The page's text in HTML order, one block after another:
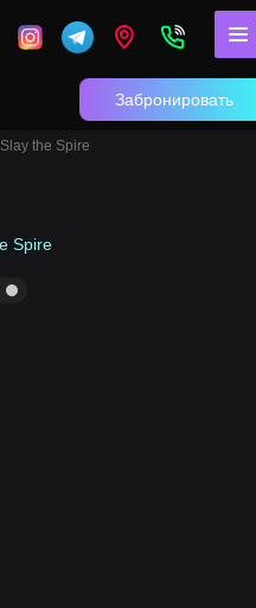
Забронировать
Slay the Spire